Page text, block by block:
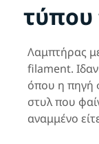
Λαμπτήρας
filament.
όπου η πηγή
στυλ που
αναμμένο